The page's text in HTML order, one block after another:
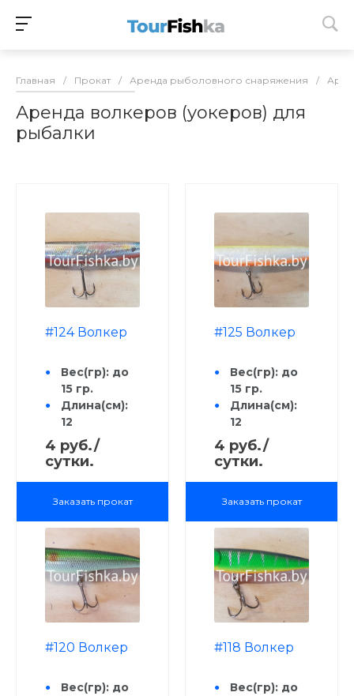
Главная / Прокат / Аренда рыболовного снаряжения /
Аренда волкеров (уокеров) для
рыбалки
#124 Волкер
Вес(гр): до
15 гр.
Длина(см):
12
Рыба:
Голавль;
Окунь,
Форель,
Язь, Судак
Способ
анимации:
Stop & Go,
потяжка,
рывковая
4 руб./
сутки.
Заказать прокат
#125 Волкер
Вес(гр): до
15 гр.
Длина(см):
12
Рыба:
Голавль;
Окунь,
Форель,
Язь, Судак
Способ
анимации:
Stop & Go,
потяжка,
рывковая
4 руб./
сутки.
Заказать прокат
#120 Волкер
Вес(гр): до
#118 Волкер
Вес(гр): до